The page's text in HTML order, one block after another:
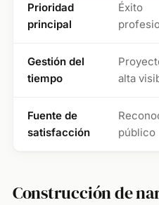
Prioridad
principal
Éxito
Gestión del
tiempo
alta
Fuente de
satisfacción
público
Construcción de